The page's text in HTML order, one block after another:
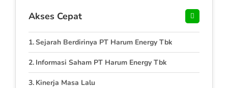
Akses Cepat
Sejarah Berdirinya PT Harum Energy Tbk
Informasi Saham PT Harum Energy Tbk
Kinerja Masa Lalu